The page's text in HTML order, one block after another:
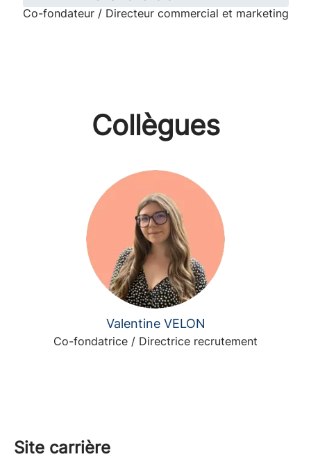
Co-fondateur / Directeur commercial et marketing
Collègues
Valentine VELON
Co-fondatrice / Directrice recrutement
Site carrière